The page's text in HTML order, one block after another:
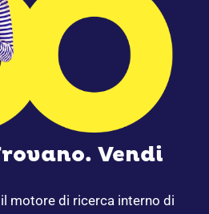
Vendi
motore di ricerca interno di